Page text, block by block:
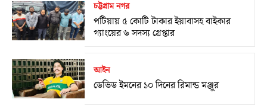
চট্টগ্রাম নগর
পটিয়ায় ৫ কোটি টাকার ইয়াবাসহ বাইকার
গ্যাংয়ের ৬ সদস্য গ্রেপ্তার
আইন
ডেভিড ইমনের ১০ দিনের রিমান্ড মঞ্জুর